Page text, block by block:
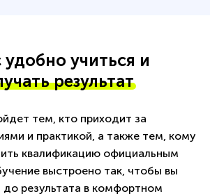
удобно учиться и
результат
тем, кто приходит за
и практикой, а также тем, кому
квалификацию официальным
выстроено так, чтобы вы
результата в комфортном